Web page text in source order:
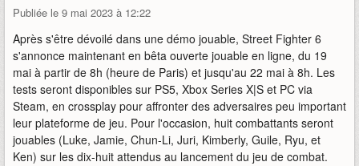
Publiée le 9 mai 2023 à 12:22
Après s'être dévoilé dans une démo jouable, Street Fighter 6
s'annonce maintenant en bêta ouverte jouable en ligne, du 19
mai à partir de 8h (heure de Paris) et jusqu'au 22 mai à 8h. Les
tests seront disponibles sur PS5, Xbox Series X|S et PC via
Steam, en crossplay pour affronter des adversaires peu important
leur plateforme de jeu. Pour l'occasion, huit combattants seront
jouables (Luke, Jamie, Chun-Li, Juri, Kimberly, Guile, Ryu, et
Ken) sur les dix-huit attendus au lancement du jeu de combat.